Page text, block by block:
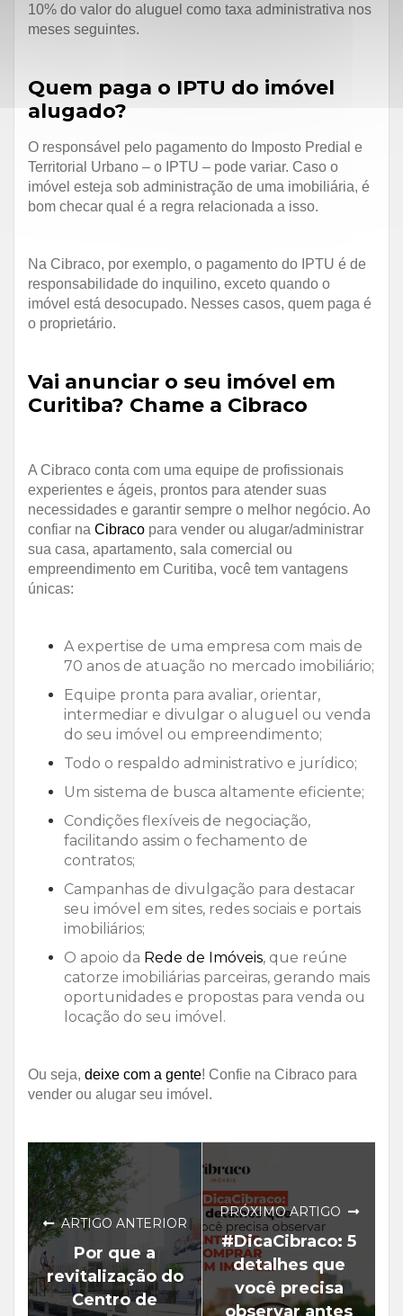
10% do valor do aluguel como taxa administrativa nos
meses seguintes.
Quem paga o IPTU do imóvel
alugado?
O responsável pelo pagamento do Imposto Predial e
Territorial Urbano – o IPTU – pode variar. Caso o
imóvel esteja sob administração de uma imobiliária, é
bom checar qual é a regra relacionada a isso.
Na Cibraco, por exemplo, o pagamento do IPTU é de
responsabilidade do inquilino, exceto quando o
imóvel está desocupado. Nesses casos, quem paga é
o proprietário.
Vai anunciar o seu imóvel em
Curitiba? Chame a Cibraco
A Cibraco conta com uma equipe de profissionais
experientes e ágeis, prontos para atender suas
necessidades e garantir sempre o melhor negócio. Ao
confiar na Cibraco para vender ou alugar/administrar
sua casa, apartamento, sala comercial ou
empreendimento em Curitiba, você tem vantagens
únicas:
A expertise de uma empresa com mais de
70 anos de atuação no mercado imobiliário;
Equipe pronta para avaliar, orientar,
intermediar e divulgar o aluguel ou venda
do seu imóvel ou empreendimento;
Todo o respaldo administrativo e jurídico;
Um sistema de busca altamente eficiente;
Condições flexíveis de negociação,
facilitando assim o fechamento de
contratos;
Campanhas de divulgação para destacar
seu imóvel em sites, redes sociais e portais
imobiliários;
O apoio da Rede de Imóveis, que reúne
catorze imobiliárias parceiras, gerando mais
oportunidades e propostas para venda ou
locação do seu imóvel.
Ou seja, deixe com a gente! Confie na Cibraco para
vender ou alugar seu imóvel.
ARTIGO ANTERIOR
Por que a
revitalização do
Centro de
PRÓXIMO ARTIGO
#DicaCibraco: 5
detalhes que
você precisa
observar antes